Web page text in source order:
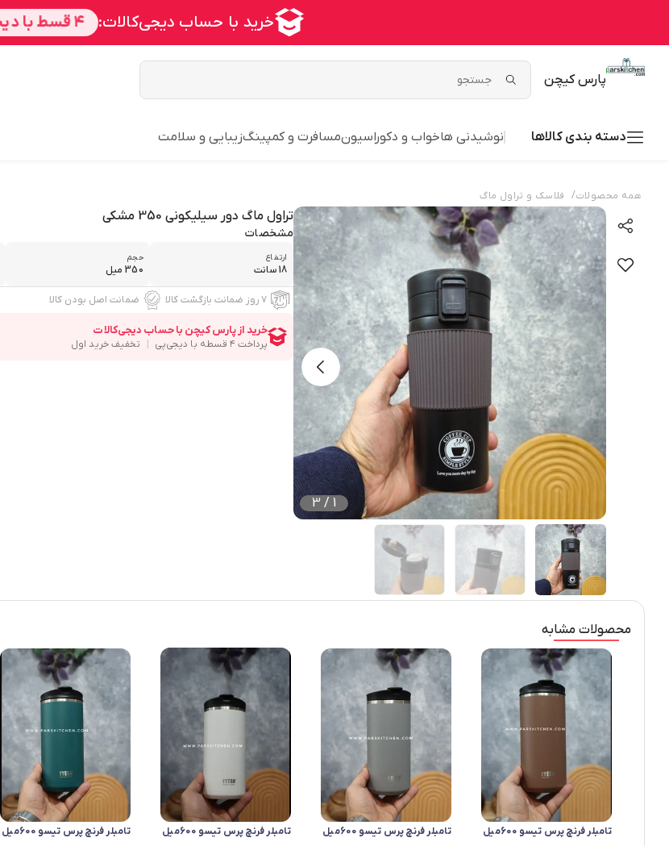
پارس کیچن
دسته بندی کالاها نوشیدنی هاخواب و دکوراسیونمسافرت و کمپینگزیبایی و سلامت
همه محصولات/ فلاسک و تراول ماگ
1
/
3
تراول ماگ دور سیلیکونی 350 مشکی
مشخصات
ارتفاع
18 سانت
حجم
350 میل
۷ روز ضمانت بازگشت کالا ضمانت اصل بودن کالا
محصولات مشابه
تامبلر فرنچ پرس تیسو 600میل
تامبلر فرنچ پرس تیسو 600میل
تامبلر فرنچ پرس تیسو 600میل
تامبلر فرنچ پرس تیسو 600میل